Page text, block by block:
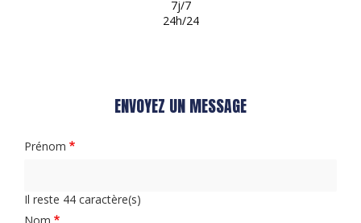
7j/7
24h/24
ENVOYEZ UN MESSAGE
Prénom
Il reste 44 caractère(s)